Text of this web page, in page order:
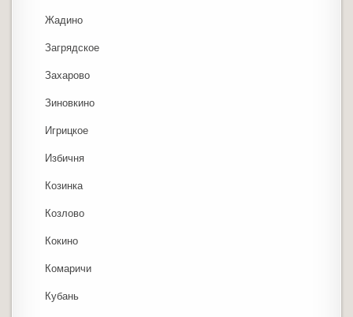
Жадино
Загрядское
Захарово
Зиновкино
Игрицкое
Избичня
Козинка
Козлово
Кокино
Комаричи
Кубань